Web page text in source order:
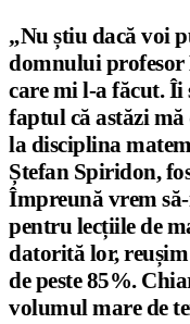
„Nu știu dacă voi
domnului profesor
care mi l-a făcut. Îi
faptul că astăzi
la disciplina
Ștefan Spiridon,
Împreună vrem
pentru lecțiile de
datorită lor, reușim
de peste 85%.
volumul mare de